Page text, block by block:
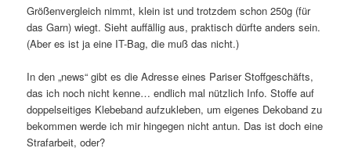
Größenvergleich nimmt, klein ist und trotzdem schon 250g (für
das Garn) wiegt. Sieht auffällig aus, praktisch dürfte anders sein.
(Aber es ist ja eine IT-Bag, die muß das nicht.)
In den „news“ gibt es die Adresse eines Pariser Stoffgeschäfts,
das ich noch nicht kenne… endlich mal nützlich Info. Stoffe auf
doppelseitiges Klebeband aufzukleben, um eigenes Dekoband zu
bekommen werde ich mir hingegen nicht antun. Das ist doch eine
Strafarbeit, oder?